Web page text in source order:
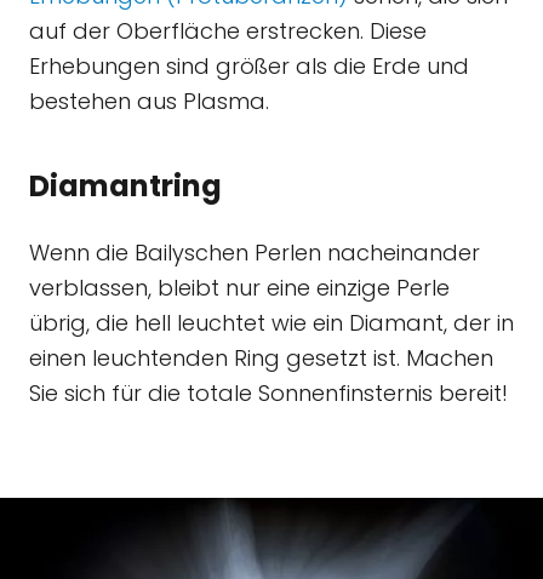
auf der Oberfläche erstrecken. Diese
Erhebungen sind größer als die Erde und
bestehen aus Plasma.
Diamantring
Wenn die Bailyschen Perlen nacheinander
verblassen, bleibt nur eine einzige Perle
übrig, die hell leuchtet wie ein Diamant, der in
einen leuchtenden Ring gesetzt ist. Machen
Sie sich für die totale Sonnenfinsternis bereit!